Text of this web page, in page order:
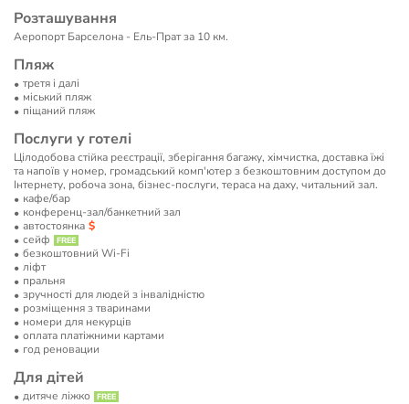
Розташування
Аеропорт Барселона - Ель-Прат за 10 км.
Пляж
третя і далі
мiський пляж
піщаний пляж
Послуги у готелі
Цілодобова стійка реєстрації, зберігання багажу, хімчистка, доставка їжі
та напоїв у номер, громадський комп'ютер з безкоштовним доступом до
Інтернету, робоча зона, бізнес-послуги, тераса на даху, читальний зал.
кафе/бар
конференц-зал/банкетний зал
автостоянка
сейф
безкоштовний Wi-Fi
ліфт
пральня
зручності для людей з інвалідністю
розміщення з тваринами
номери для некурців
оплата платіжними картами
год реновации
Для дітей
дитяче ліжко